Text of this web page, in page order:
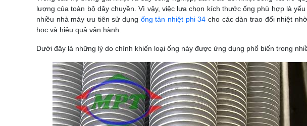
lượng của toàn bộ dây chuyền. Vì vậy, việc lựa chọn kích thước ống phù hợp là
nhiều nhà máy ưu tiên sử dụng ống tản nhiệt phi 34cho các dàn trao đổi nhiệt
học và hiệu quả vận hành.
Dưới đây là những lý do chính khiến loại ống này được ứng dụng phổ biến trong